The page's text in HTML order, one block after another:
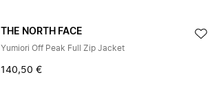
THE NORTH FACE
Yumiori Off Peak Full Zip Jacket
140,50 €